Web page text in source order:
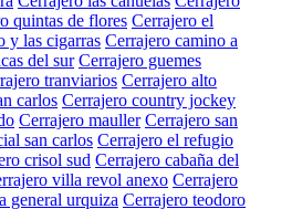
quintas de flores Cerrajero el
y las cigarras Cerrajero camino a
del sur Cerrajero guemes
tranviarios Cerrajero alto
carlos Cerrajero country jockey
Cerrajero mauller Cerrajero san
san carlos Cerrajero el refugio
crisol sud Cerrajero cabaña del
villa revol anexo Cerrajero
general urquiza Cerrajero teodoro